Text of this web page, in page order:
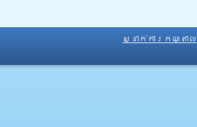
ស្នាក់ការកណ្តាល